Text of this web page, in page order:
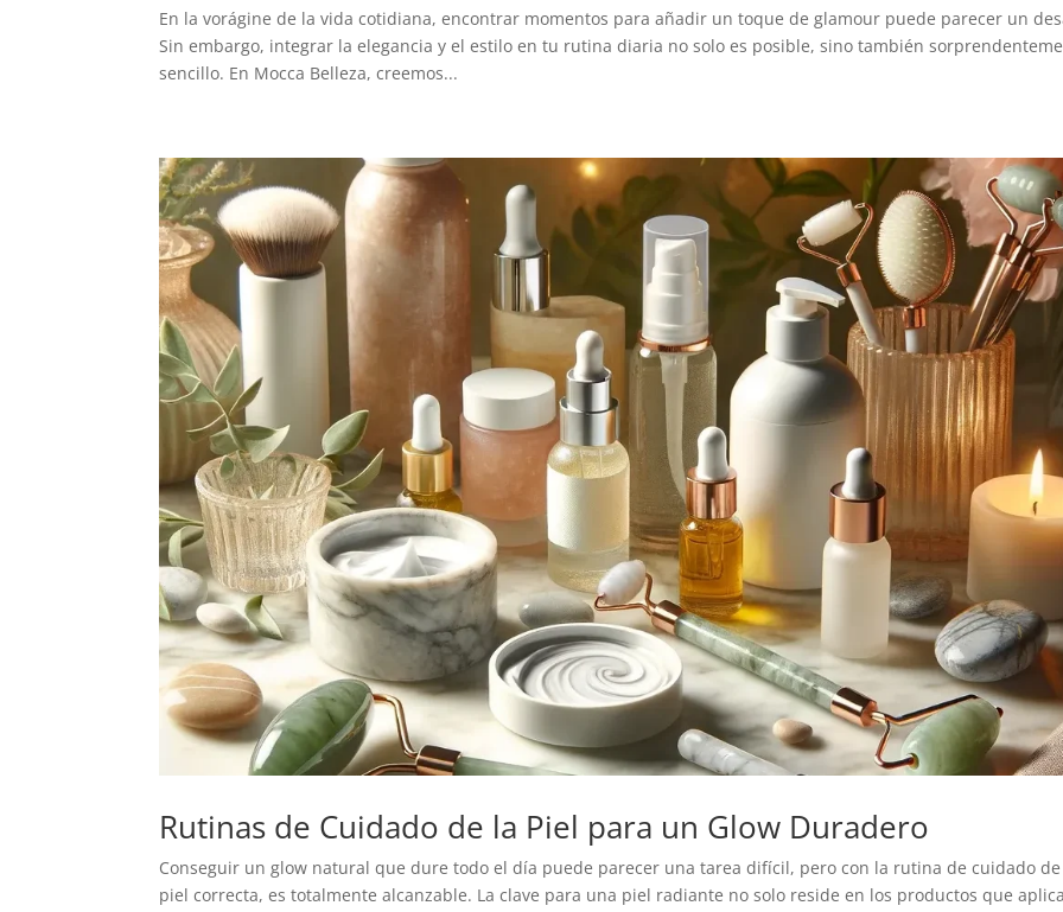
En la vorágine de la vida cotidiana, encontrar momentos para añadir un toque de glamour puede parecer un
Sin embargo, integrar la elegancia y el estilo en tu rutina diaria no solo es posible, sino también
sencillo. En Mocca Belleza, creemos...
Rutinas de Cuidado de la Piel para un Glow Duradero
Conseguir un glow natural que dure todo el día puede parecer una tarea difícil, pero con la rutina de cuidado
piel correcta, es totalmente alcanzable. La clave para una piel radiante no solo reside en los productos que